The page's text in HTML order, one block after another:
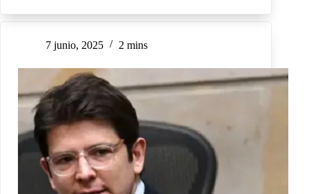
7 junio, 2025 2 mins